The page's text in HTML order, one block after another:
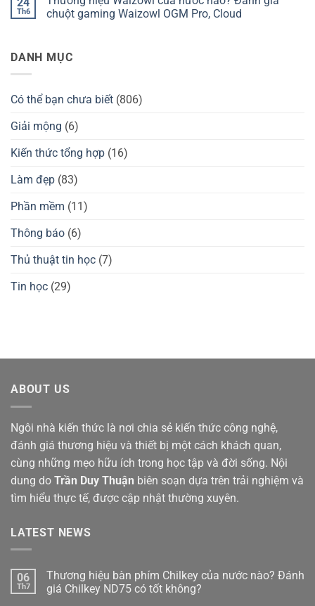
tốt
không?
Đánh
giá
tốt
không?
của
nước
chuột
Darmoshark
luận
ở
cầm
GuliKit
Đánh
GuliKit
KingKong
Pro,
3
tốt
Th6
chuột gaming Waizowl OGM Pro, Cloud
luận
ở
của
nào?
Đánh
chuột
gaming
OGM
Pro,
DANH MỤC
Có thể bạn chưa biết (806)
Giải mộng (6)
Kiến thức tổng hợp (16)
Làm đẹp (83)
Phần mềm (11)
Thông báo (6)
Thủ thuật tin học (7)
Tin học (29)
ABOUT US
Ngôi nhà kiến thức là nơi chia sẻ kiến thức công nghệ,
đánh giá thương hiệu và thiết bị một cách khách quan,
cùng những mẹo hữu ích trong học tập và đời sống. Nội
dung do Trần Duy Thuận biên soạn dựa trên trải nghiệm và
tìm hiểu thực tế, được cập nhật thường xuyên.
LATEST NEWS
06
Th7
Thương hiệu bàn phím Chilkey của nước nào? Đánh
giá Chilkey ND75 có tốt không?